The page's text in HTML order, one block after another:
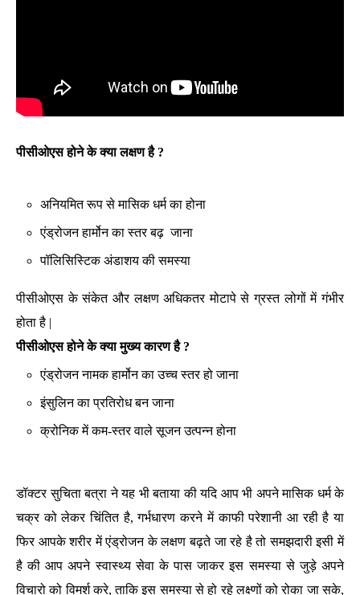
पीसीओएस होने के क्या लक्षण है ?
अनियमित रूप से मासिक धर्म का होना
एंड्रोजन हार्मोन का स्तर बढ़ जाना
पॉलिसिस्टिक अंडाशय की समस्या
पीसीओएस के संकेत और लक्षण अधिकतर मोटापे से ग्रस्त लोगों में गंभीर
होता है |
पीसीओएस होने के क्या मुख्य कारण है ?
एंड्रोजन नामक हार्मोन का उच्च स्तर हो जाना
इंसुलिन का प्रतिरोध बन जाना
क्रोनिक में कम-स्तर वाले सूजन उत्पन्न होना
डॉक्टर सुचिता बत्रा ने यह भी बताया की यदि आप भी अपने मासिक धर्म के
चक्र को लेकर चिंतित है, गर्भधारण करने में काफी परेशानी आ रही है या
फिर आपके शरीर में एंड्रोजन के लक्षण बढ़ते जा रहे है तो समझदारी इसी में
है की आप अपने स्वास्थ्य सेवा के पास जाकर इस समस्या से जुड़े अपने
विचारो को विमर्श करे, ताकि इस समस्या से हो रहे लक्ष्णों को रोका जा सके,